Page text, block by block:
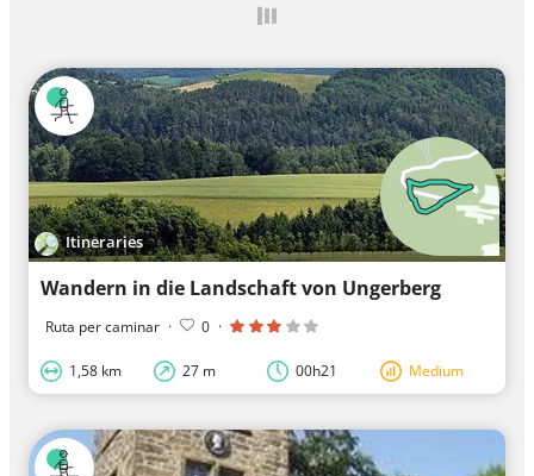
Itineraries
Wandern in die Landschaft von Ungerberg
Ruta per caminar · 0 ·
1,58 km 27 m 00h21 Medium